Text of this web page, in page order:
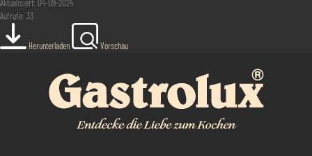
Aktualisiert: 04-09-2024
Aufrufe: 33
Herunterladen Vorschau